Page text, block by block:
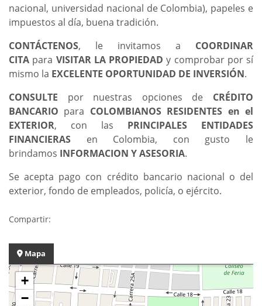
nacional, universidad nacional de Colombia), papeles e
impuestos al día, buena tradición.
CONTÁCTENOS, le invitamos a COORDINAR
CITA para VISITAR LA PROPIEDAD y comprobar por sí
mismo la EXCELENTE OPORTUNIDAD DE INVERSIÓN.
CONSULTE por nuestras opciones de CRÉDITO
BANCARIO para COLOMBIANOS RESIDENTES en el
EXTERIOR, con las PRINCIPALES ENTIDADES
FINANCIERAS en Colombia, con gusto le
brindamos INFORMACION Y ASESORIA.
Se acepta pago con crédito bancario nacional o del
exterior, fondo de empleados, policía, o ejército.
Compartir:
Mapa
+
−